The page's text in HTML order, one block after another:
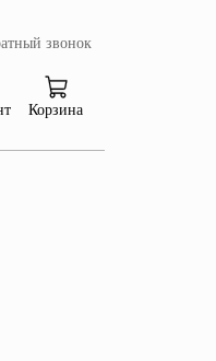
звонок
Корзина